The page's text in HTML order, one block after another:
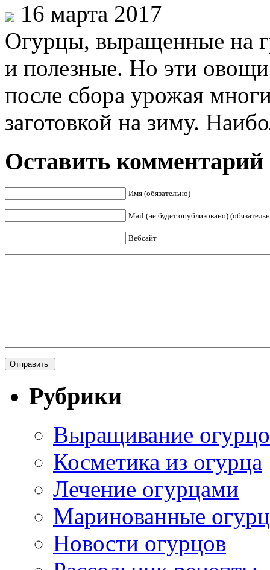
16 марта 2017
Огурцы, выращенные на
и полезные. Но эти
после сбора урожая
заготовкой на зиму.
Оставить комментарий
Имя (обязательно)
Mail (не будет опубликовано)
Вебсайт
Рубрики
Выращивание
Косметика из огурца
Лечение огурцами
Маринованные
Новости огурцов